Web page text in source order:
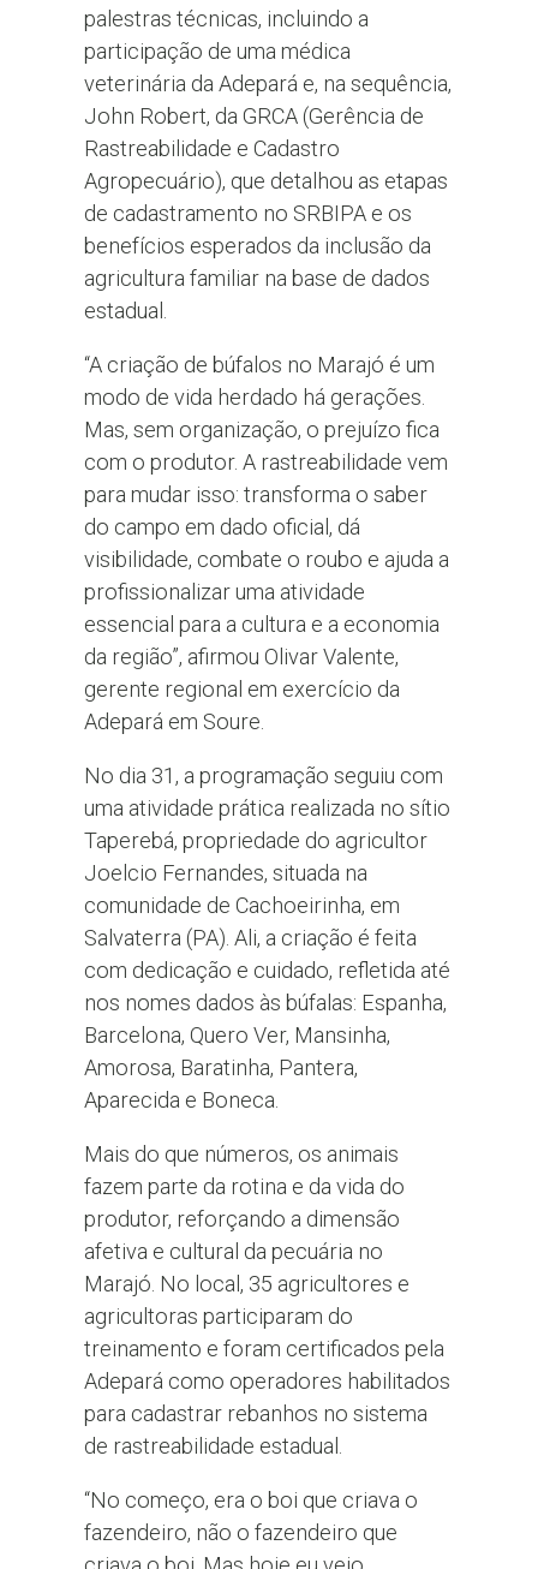
palestras técnicas, incluindo a
participação de uma médica
veterinária da Adepará e, na sequência,
John Robert, da GRCA (Gerência de
Rastreabilidade e Cadastro
Agropecuário), que detalhou as etapas
de cadastramento no SRBIPA e os
benefícios esperados da inclusão da
agricultura familiar na base de dados
estadual.
“A criação de búfalos no Marajó é um
modo de vida herdado há gerações.
Mas, sem organização, o prejuízo fica
com o produtor. A rastreabilidade vem
para mudar isso: transforma o saber
do campo em dado oficial, dá
visibilidade, combate o roubo e ajuda a
profissionalizar uma atividade
essencial para a cultura e a economia
da região”, afirmou Olivar Valente,
gerente regional em exercício da
Adepará em Soure.
No dia 31, a programação seguiu com
uma atividade prática realizada no sítio
Taperebá, propriedade do agricultor
Joelcio Fernandes, situada na
comunidade de Cachoeirinha, em
Salvaterra (PA). Ali, a criação é feita
com dedicação e cuidado, refletida até
nos nomes dados às búfalas: Espanha,
Barcelona, Quero Ver, Mansinha,
Amorosa, Baratinha, Pantera,
Aparecida e Boneca.
Mais do que números, os animais
fazem parte da rotina e da vida do
produtor, reforçando a dimensão
afetiva e cultural da pecuária no
Marajó. No local, 35 agricultores e
agricultoras participaram do
treinamento e foram certificados pela
Adepará como operadores habilitados
para cadastrar rebanhos no sistema
de rastreabilidade estadual.
“No começo, era o boi que criava o
fazendeiro, não o fazendeiro que